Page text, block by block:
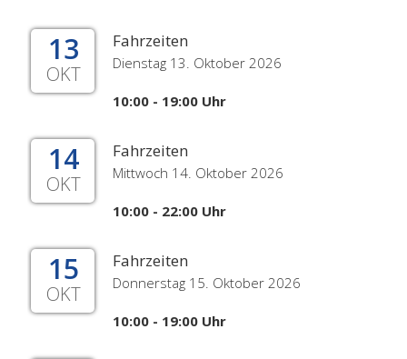
13
OKT
Fahrzeiten
Dienstag 13. Oktober 2026
10:00 - 19:00 Uhr
14
OKT
Fahrzeiten
Mittwoch 14. Oktober 2026
10:00 - 22:00 Uhr
15
OKT
Fahrzeiten
Donnerstag 15. Oktober 2026
10:00 - 19:00 Uhr